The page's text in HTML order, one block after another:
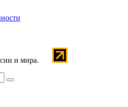
и мира.